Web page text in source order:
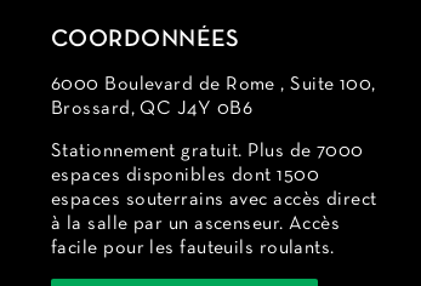
COORDONNÉES
6000 Boulevard de Rome , Suite 100,
Brossard, QC J4Y 0B6
Stationnement gratuit. Plus de 7000
espaces disponibles dont 1500
espaces souterrains avec accès direct
à la salle par un ascenseur. Accès
facile pour les fauteuils roulants.